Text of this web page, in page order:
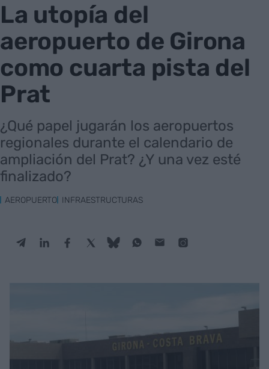
La utopía del
aeropuerto de Girona
como cuarta pista del
Prat
¿Qué papel jugarán los aeropuertos
regionales durante el calendario de
ampliación del Prat? ¿Y una vez esté
finalizado?
AEROPUERTO INFRAESTRUCTURAS